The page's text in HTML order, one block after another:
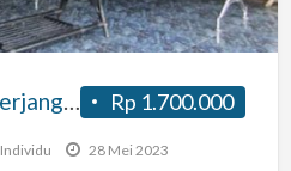
Rp 1.700.000
Individu 28 Mei 2023